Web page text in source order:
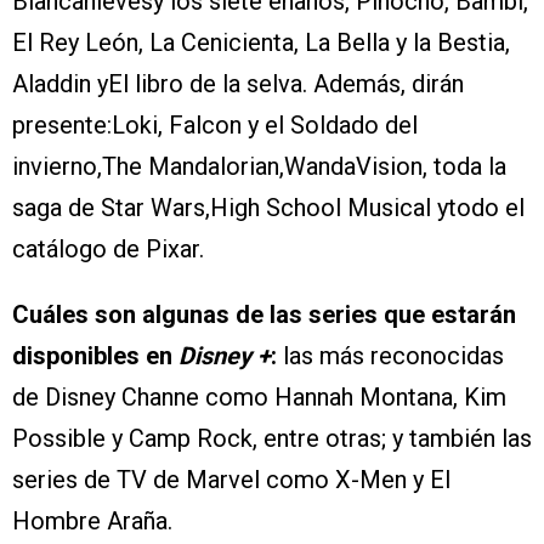
El Rey León, La Cenicienta, La Bella y la Bestia,
Aladdin yEl libro de la selva. Además, dirán
presente:Loki, Falcon y el Soldado del
invierno,The Mandalorian,WandaVision, toda la
saga de Star Wars,High School Musical ytodo el
catálogo de Pixar.
Cuáles son algunas de las series que estarán
disponibles en Disney +: las más reconocidas
de Disney Channe como Hannah Montana, Kim
Possible y Camp Rock, entre otras; y también las
series de TV de Marvel como X-Men y El
Hombre Araña.